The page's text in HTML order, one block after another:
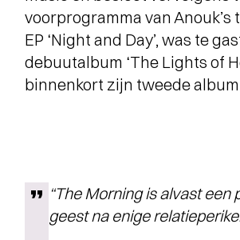
voorprogramma van
EP ‘Night and Day’, was te
debuutalbum ‘The Lights of
binnenkort zijn tweede
“The Morning is alvast
geest na enige